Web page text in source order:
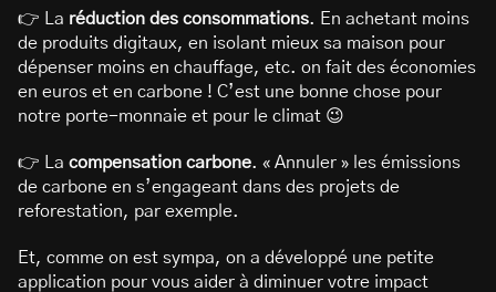
👉 La réduction des consommations. En achetant moins
de produits digitaux, en isolant mieux sa maison pour
dépenser moins en chauffage, etc. on fait des économies
en euros et en carbone ! C’est une bonne chose pour
notre porte-monnaie et pour le climat 😉
👉 La compensation carbone. « Annuler » les émissions
de carbone en s’engageant dans des projets de
reforestation, par exemple.
Et, comme on est sympa, on a développé une petite
application pour vous aider à diminuer votre impact